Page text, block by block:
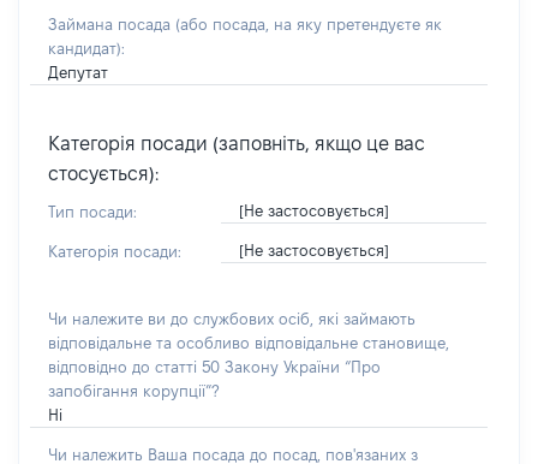
Займана посада (або посада, на яку претендуєте як
кандидат):
Депутат
Категорія посади (заповніть, якщо це вас
стосується):
Тип посади: [Не застосовується]
Категорія посади: [Не застосовується]
Чи належите ви до службових осіб, які займають
відповідальне та особливо відповідальне становище,
відповідно до статті 50 Закону України “Про
запобігання корупції”?
Ні
Чи належить Ваша посада до посад, пов'язаних з